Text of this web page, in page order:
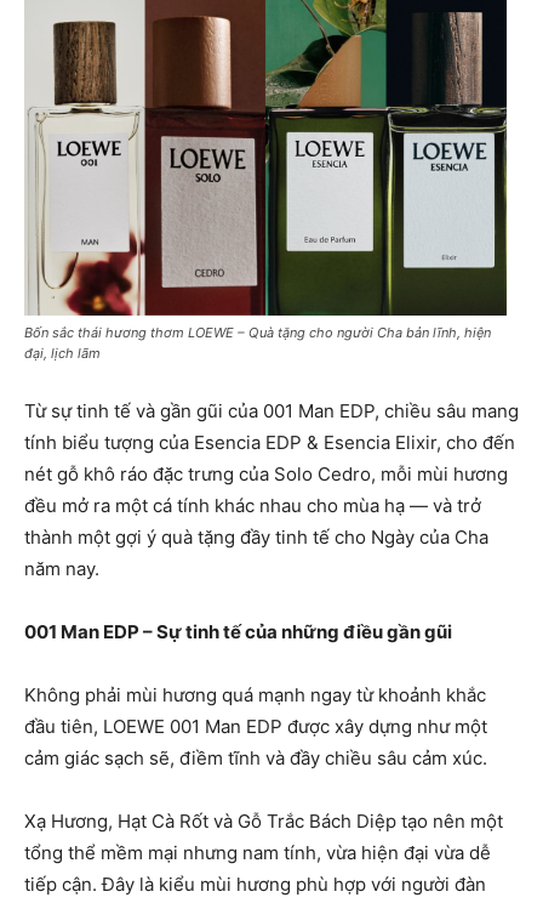
Bốn sắc thái hương thơm LOEWE – Quà tặng cho người Cha bản lĩnh, hiện
đại, lịch lãm
Từ sự tinh tế và gần gũi của 001 Man EDP, chiều sâu mang
tính biểu tượng của Esencia EDP & Esencia Elixir, cho đến
nét gỗ khô ráo đặc trưng của Solo Cedro, mỗi mùi hương
đều mở ra một cá tính khác nhau cho mùa hạ — và trở
thành một gợi ý quà tặng đầy tinh tế cho Ngày của Cha
năm nay.
001 Man EDP – Sự tinh tế của những điều gần gũi
Không phải mùi hương quá mạnh ngay từ khoảnh khắc
đầu tiên, LOEWE 001 Man EDP được xây dựng như một
cảm giác sạch sẽ, điềm tĩnh và đầy chiều sâu cảm xúc.
Xạ Hương, Hạt Cà Rốt và Gỗ Trắc Bách Diệp tạo nên một
tổng thể mềm mại nhưng nam tính, vừa hiện đại vừa dễ
tiếp cận. Đây là kiểu mùi hương phù hợp với người đàn